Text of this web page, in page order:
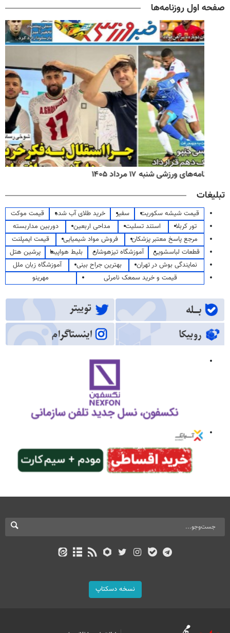
صفحه اول روزنامه‌ها
روزنامه‌های صبح شنبه ۱۷ مرداد ۱۴۰۵
تبلیغات
قیمت شیشه سکوریت سفیر خرید طلای آب شده
قیمت موکت
تور کربلا
استند تسلیت مداحی اربعین
دوربین مداربسته
مرجع پاسخ معتبر پزشکان
فروش مواد شیمیایی
قیمت ایمپلنت
قطعات لباسشویی
آموزشگاه تیزهوشان بلیط هواپیما
پرشین هتل
نمایندگی بوش در تهران
بهترین جراح بینی
آموزشگاه زبان ملل
قیمت و خرید سمعک نامرئی
مهرینو
نسخه دسکتاپ